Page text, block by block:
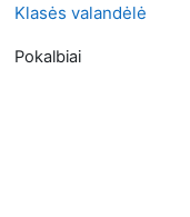
Klasės valandėlė
Pokalbiai